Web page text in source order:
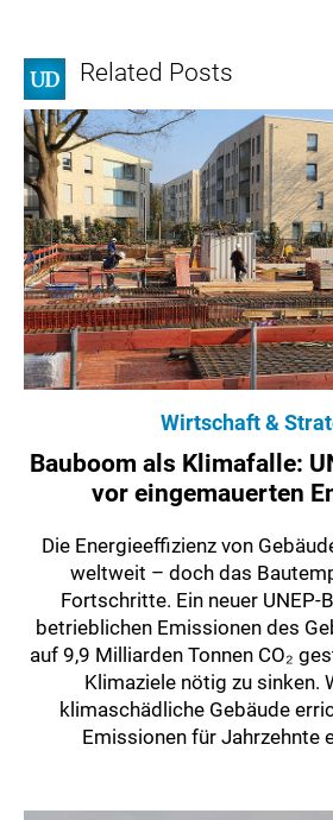
Related Posts
Wirtschaft &
Bauboom als Klimafalle:
vor eingemauerten
Die Energieeffizienz von
weltweit – doch das
Fortschritte. Ein neuer UNEP-
betrieblichen Emissionen des
auf 9,9 Milliarden Tonnen CO₂
Klimaziele nötig zu sinken.
klimaschädliche Gebäude
Emissionen für Jahrzehnte